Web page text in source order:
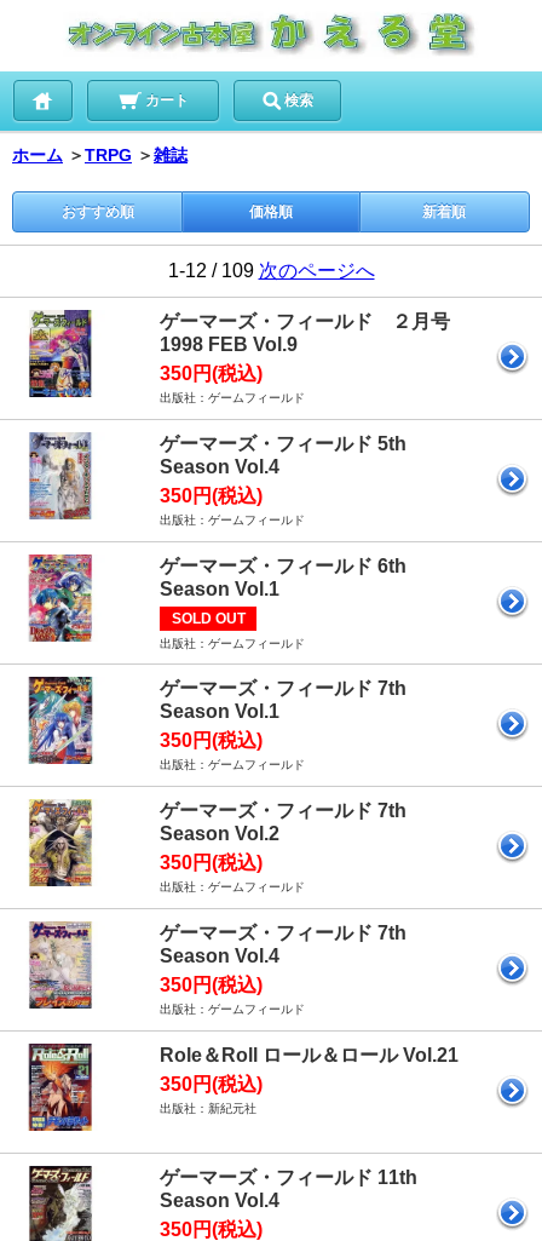
カート 検索
ホーム ＞TRPG ＞雑誌
おすすめ順 価格順 新着順
1-12 / 109 次のページへ
ゲーマーズ・フィールド ２月号
1998 FEB Vol.9
350円(税込)
出版社：ゲームフィールド
ゲーマーズ・フィールド 5th
Season Vol.4
350円(税込)
出版社：ゲームフィールド
ゲーマーズ・フィールド 6th
Season Vol.1
SOLD OUT
出版社：ゲームフィールド
ゲーマーズ・フィールド 7th
Season Vol.1
350円(税込)
出版社：ゲームフィールド
ゲーマーズ・フィールド 7th
Season Vol.2
350円(税込)
出版社：ゲームフィールド
ゲーマーズ・フィールド 7th
Season Vol.4
350円(税込)
出版社：ゲームフィールド
Role＆Roll ロール＆ロール Vol.21
350円(税込)
出版社：新紀元社
ゲーマーズ・フィールド 11th
Season Vol.4
350円(税込)